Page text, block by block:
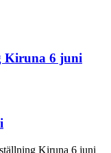
Kiruna 6 juni
Kiruna 6 juni